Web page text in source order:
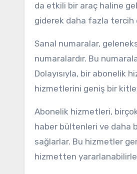
da etkili bir araç haline
giderek daha fazla tercih
Sanal numaralar,
numaralardır. Bu
Dolayısıyla, bir abonelik
hizmetlerini geniş bir
Abonelik hizmetleri,
haber bültenleri ve daha
sağlarlar. Bu hizmetler
hizmetten